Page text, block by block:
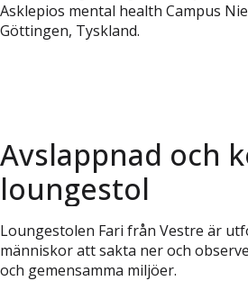
Asklepios mental health Campus
Göttingen, Tyskland.
Avslappnad och
loungestol
Loungestolen Fari från Vestre är
människor att sakta ner och
och gemensamma miljöer.